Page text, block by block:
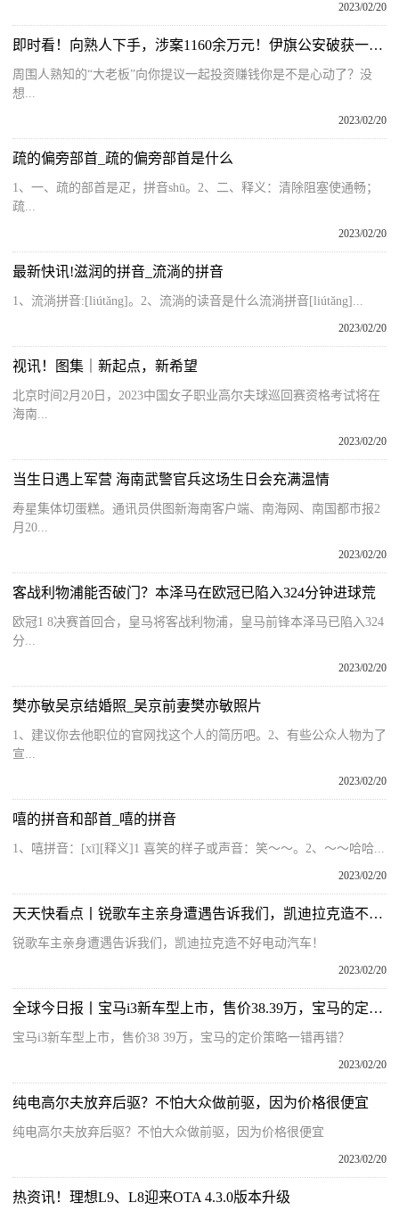
2023/02/20
即时看！向熟人下手，涉案1160余万元！伊旗公安破获一起特大诈骗案
周围人熟知的“大老板”向你提议一起投资赚钱你是不是心动了？没
想...
2023/02/20
疏的偏旁部首_疏的偏旁部首是什么
1、一、疏的部首是疋，拼音shū。2、二、释义：清除阻塞使通畅；
疏...
2023/02/20
最新快讯!滋润的拼音_流淌的拼音
1、流淌拼音:[liútǎng]。2、流淌的读音是什么流淌拼音[liútǎng]...
2023/02/20
视讯！图集｜新起点，新希望
北京时间2月20日，2023中国女子职业高尔夫球巡回赛资格考试将在
海南...
2023/02/20
当生日遇上军营 海南武警官兵这场生日会充满温情
寿星集体切蛋糕。通讯员供图新海南客户端、南海网、南国都市报2
月20...
2023/02/20
客战利物浦能否破门？本泽马在欧冠已陷入324分钟进球荒
欧冠1 8决赛首回合，皇马将客战利物浦，皇马前锋本泽马已陷入324
分...
2023/02/20
樊亦敏吴京结婚照_吴京前妻樊亦敏照片
1、建议你去他职位的官网找这个人的简历吧。2、有些公众人物为了
宣...
2023/02/20
嘻的拼音和部首_嘻的拼音
1、嘻拼音：[xī][释义]1 喜笑的样子或声音：笑～～。2、～～哈哈...
2023/02/20
天天快看点丨锐歌车主亲身遭遇告诉我们，凯迪拉克造不好电动汽车！
锐歌车主亲身遭遇告诉我们，凯迪拉克造不好电动汽车！
2023/02/20
全球今日报丨宝马i3新车型上市，售价38.39万，宝马的定价策略一错再错？
宝马i3新车型上市，售价38 39万，宝马的定价策略一错再错？
2023/02/20
纯电高尔夫放弃后驱？不怕大众做前驱，因为价格很便宜
纯电高尔夫放弃后驱？不怕大众做前驱，因为价格很便宜
2023/02/20
热资讯！理想L9、L8迎来OTA 4.3.0版本升级